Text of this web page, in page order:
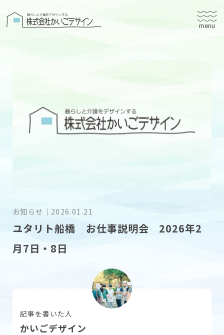
株式会社かいごデザイン
ユタリト市川
デイサービスネスト実籾
個人情報保護方針
お問い合わせ
お知らせ ｜ 2026.01.21
ユタリト船橋 お仕事説明会 2026年2
月7日・8日
記事を書いた人
かいごデザイン